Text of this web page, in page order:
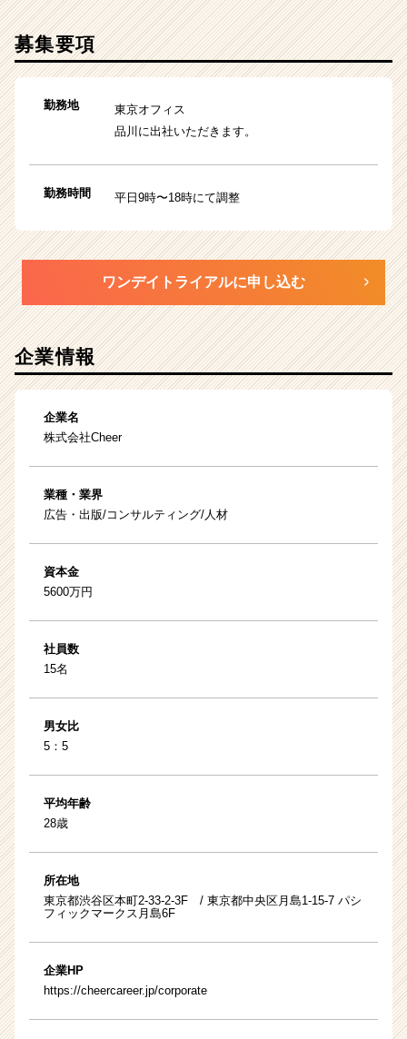
募集要項
勤務地
東京オフィス
品川に出社いただきます。
勤務時間 平日9時〜18時にて調整
ワンデイトライアルに申し込む
企業情報
企業名
株式会社Cheer
業種・業界
広告・出版/コンサルティング/人材
資本金
5600万円
社員数
15名
男女比
5：5
平均年齢
28歳
所在地
東京都渋谷区本町2-33-2-3F / 東京都中央区月島1-15-7 パシ
フィックマークス月島6F
企業HP
https://cheercareer.jp/corporate